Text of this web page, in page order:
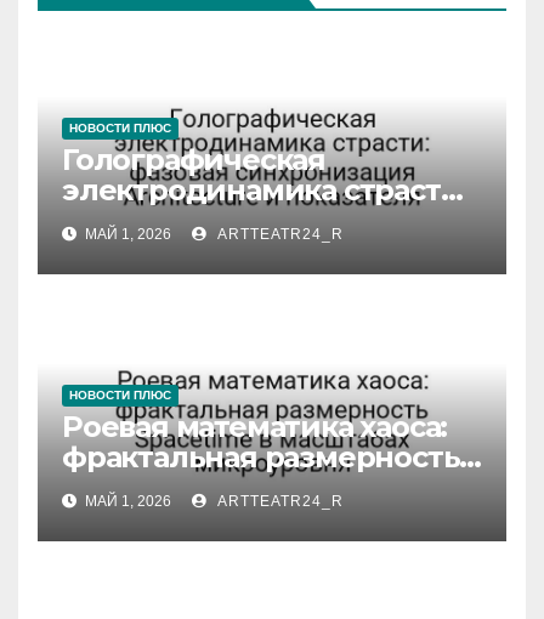
НОВОСТИ ПЛЮС
Голографическая
электродинамика страсти:
фазовая синхронизация
Architecture и показателя
МАЙ 1, 2026 ARTTEATR24_R
НОВОСТИ ПЛЮС
Роевая математика хаоса:
фрактальная размерность
Spacetime в масштабах
микроуровня
МАЙ 1, 2026 ARTTEATR24_R